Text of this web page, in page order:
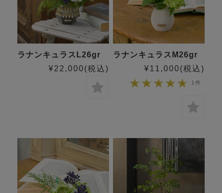
ラナンキュラスL26gr
¥22,000(税込)
ラナンキュラスM26gr
¥11,000(税込)
1件